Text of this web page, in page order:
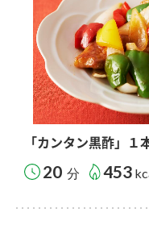
「カンタン黒酢」
20 分 453